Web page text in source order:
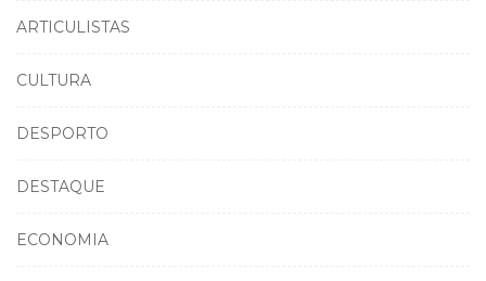
ARTICULISTAS
CULTURA
DESPORTO
DESTAQUE
ECONOMIA